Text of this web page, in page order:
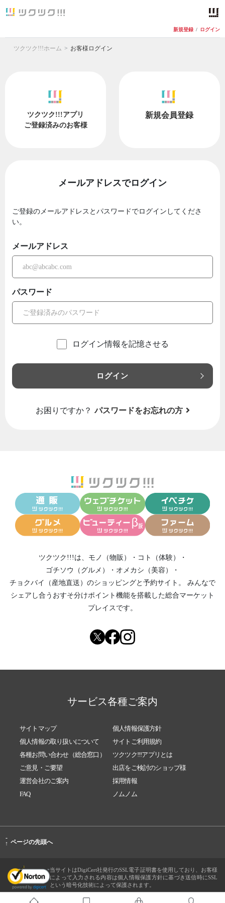
新規登録 / ログイン
ツクツク!!!ホーム お客様ログイン
ツクツク!!!アプリ
ご登録済みのお客様
新規会員登録
メールアドレスでログイン
ご登録のメールアドレスとパスワードでログインしてくださ
い。
メールアドレス
パスワード
ログイン情報を記憶させる
ログイン
お困りですか？ パスワードをお忘れの方
ツクツク!!!は、 モノ（物販） ・ コト（体験）
・
ゴチソウ（グルメ）
・ オメカシ（美容）
・
チョクバイ（産地直送） のショッピングと予約サイト。
みんなで
シェアし合う おすそ分けポイント機能を搭載した総合マーケット
プレイスです。
サービス各種ご案内
サイトマップ
個人情報保護方針
個人情報の取り扱いについて
サイトご利用規約
各種お問い合わせ（総合窓口）
ツクツク!!!アプリとは
ご意見・ご要望
出店をご検討のショップ様
運営会社のご案内
採用情報
FAQ
ノムノム
-
↑ ページの先頭へ
当サイトはDigiCert社発行のSSL電子証明書を使用しており、お客様
によって入力される内容は個人情報保護方針に基づき送信時にSSL
という暗号化技術によって保護されます。